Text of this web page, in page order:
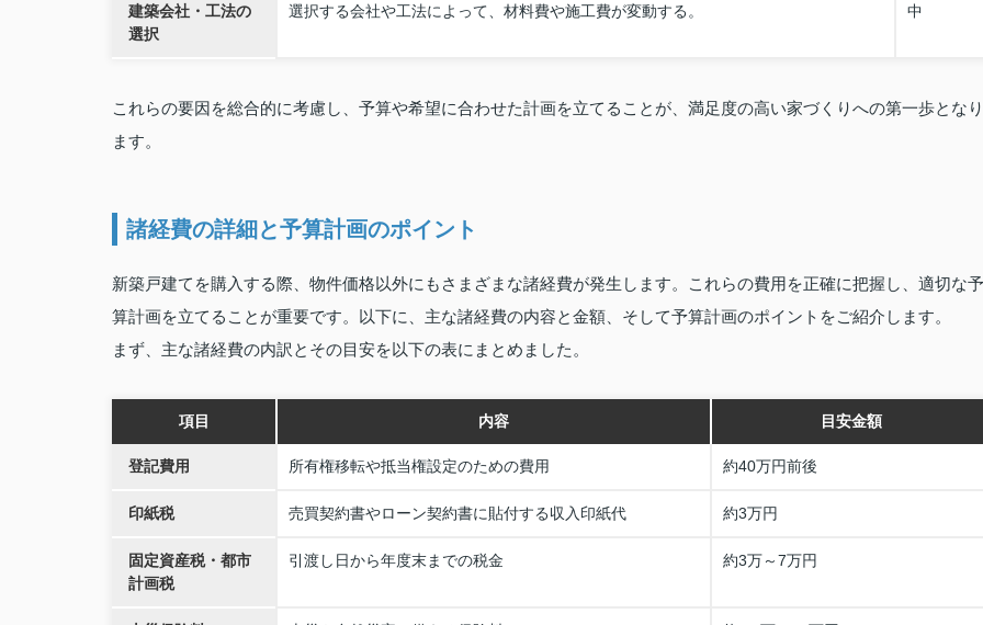
建築会社・工法の
選択
選択する会社や工法によって、材料費や施工費が変動する。 中
これらの要因を総合的に考慮し、予算や希望に合わせた計画を立てることが、満足度の高い家づくりへの第一歩となり
ます。
諸経費の詳細と予算計画のポイント
新築戸建てを購入する際、物件価格以外にもさまざまな諸経費が発生します。これらの費用を正確に把握し、適切な予
算計画を立てることが重要です。以下に、主な諸経費の内容と金額、そして予算計画のポイントをご紹介します。
まず、主な諸経費の内訳とその目安を以下の表にまとめました。
項目 内容 目安金額
登記費用 所有権移転や抵当権設定のための費用 約40万円前後
印紙税 売買契約書やローン契約書に貼付する収入印紙代 約3万円
固定資産税・都市
計画税
引渡し日から年度末までの税金 約3万～7万円